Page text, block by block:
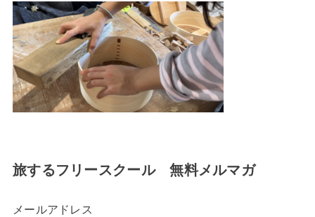
旅するフリースクール 無料メルマガ
メールアドレス